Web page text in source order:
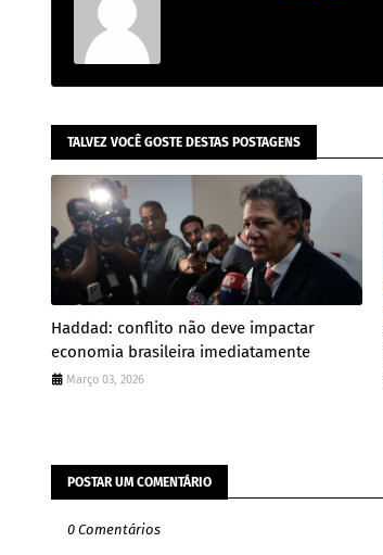
TALVEZ VOCÊ GOSTE DESTAS POSTAGENS
Haddad: conflito não deve impactar
economia brasileira imediatamente
Março 03, 2026
POSTAR UM COMENTÁRIO
0 Comentários